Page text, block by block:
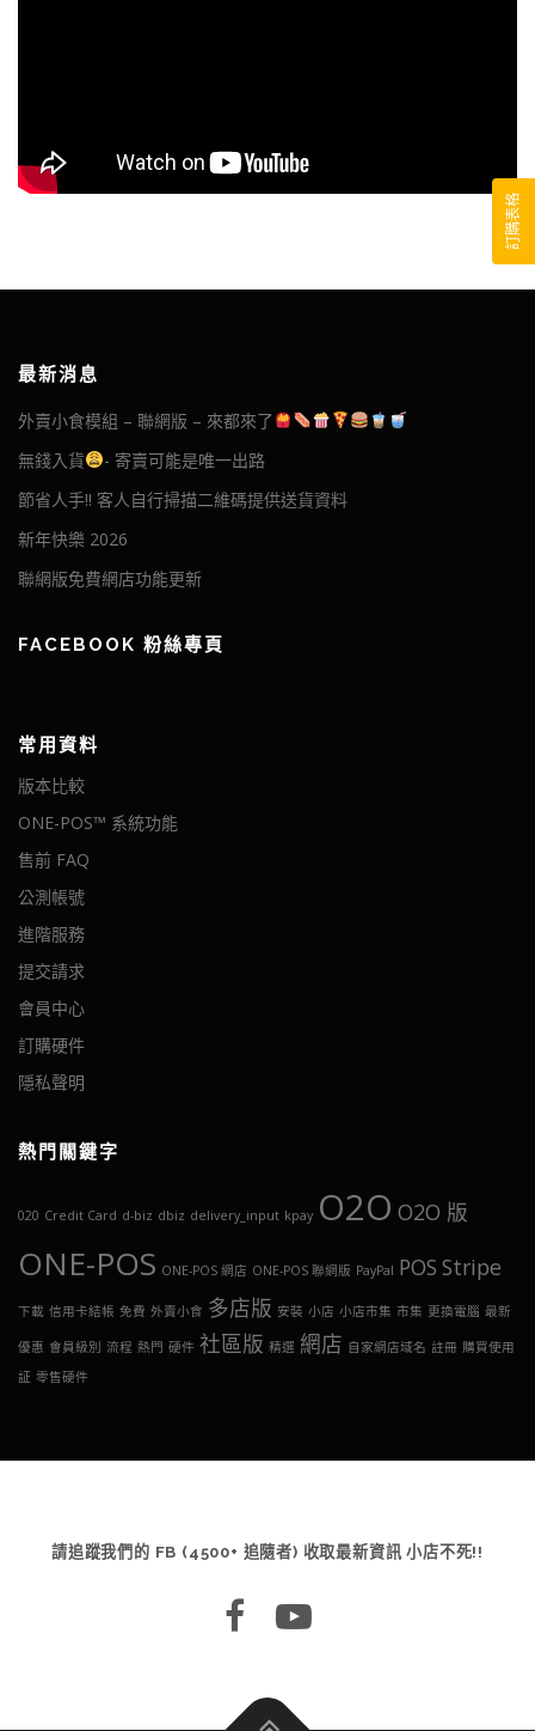
訂購表格
最新消息
外賣小食模組 – 聯網版 – 來都來了
無錢入貨
- 寄賣可能是唯一出路
節省人手!! 客人自行掃描二維碼提供送貨資料
新年快樂 2026
聯網版免費網店功能更新
FACEBOOK 粉絲專頁
常用資料
版本比較
ONE-POS™ 系統功能
售前 FAQ
公測帳號
進階服務
提交請求
會員中心
訂購硬件
隱私聲明
熱門關鍵字
020 Credit Card d-biz dbiz delivery_input kpay O2O O2O 版
ONE-POS ONE-POS 網店 ONE-POS 聯網版 PayPal POS Stripe
下載 信用卡結帳 免費 外賣小食 多店版 安裝 小店 小店市集 市集 更換電腦 最新
優惠 會員級別 流程 熱門 硬件 社區版 精選 網店 自家網店域名 註冊 購買使用
証 零售硬件
請追蹤我們的 FB (4500+ 追隨者) 收取最新資訊 小店不死!!